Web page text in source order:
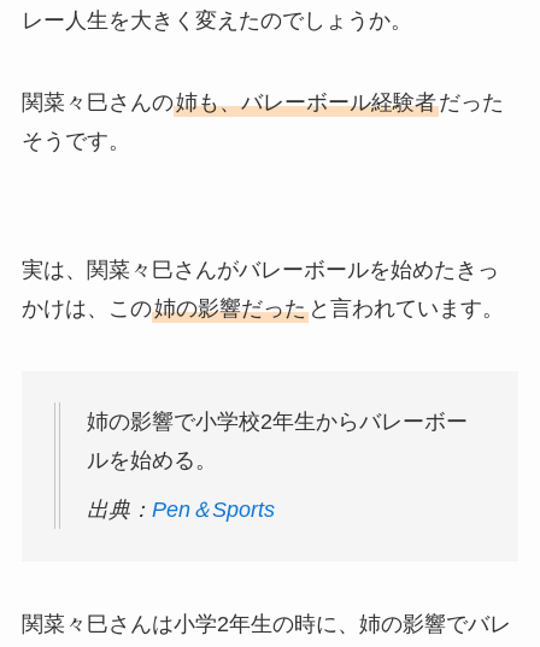
レー人生を大きく変えたのでしょうか。
関菜々巳さんの姉も、バレーボール経験者だった
そうです。
実は、関菜々巳さんがバレーボールを始めたきっ
かけは、この姉の影響だったと言われています。
姉の影響で小学校2年生からバレーボー
ルを始める。
出典： Pen＆Sports
関菜々巳さんは小学2年生の時に、姉の影響でバレ